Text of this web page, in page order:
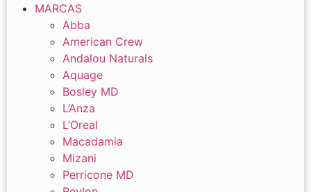
MARCAS
Abba
American Crew
Andalou Naturals
Aquage
Bosley MD
L’Anza
L’Oreal
Macadamia
Mizani
Perricone MD